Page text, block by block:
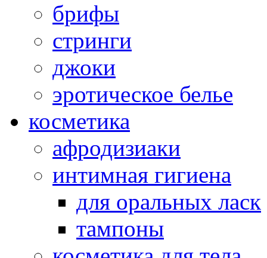
брифы
стринги
джоки
эротическое белье
косметика
афродизиаки
интимная гигиена
для оральных ласк
тампоны